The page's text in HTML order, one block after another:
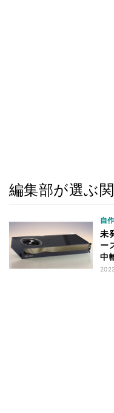
編集部が選ぶ
自
未
ー
中